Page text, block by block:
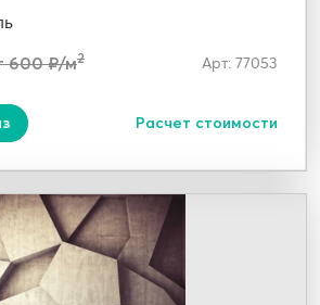
600 ₽/м2 Арт: 77053
Расчет стоимости